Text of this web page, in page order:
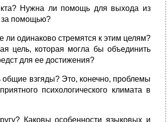
Нужна ли помощь для выхода из
за помощью?
одинаково стремятся к этим целям?
цель, которая могла бы объединить
для ее достижения?
взгяды? Это, конечно, проблемы
психологического климата в
Каковы особенности языковых и